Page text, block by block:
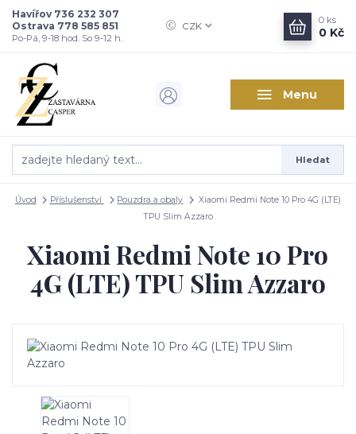
Menu
CZK
Hledat
Havířov 736 232 307
Ostrava 778 585 851
Po-Pá, 9-18 hod. So 9-12 h.
0 ks
0 Kč
Úvod Příslušenství Pouzdra a obaly
Xiaomi Redmi Note 10 Pro 4G (LTE)
TPU Slim Azzaro
Xiaomi Redmi Note 10 Pro
4G (LTE) TPU Slim Azzaro